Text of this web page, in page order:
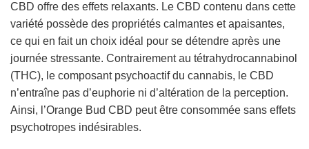
CBD offre des effets relaxants. Le CBD contenu dans cette
variété possède des propriétés calmantes et apaisantes,
ce qui en fait un choix idéal pour se détendre après une
journée stressante. Contrairement au tétrahydrocannabinol
(THC), le composant psychoactif du cannabis, le CBD
n’entraîne pas d’euphorie ni d’altération de la perception.
Ainsi, l’Orange Bud CBD peut être consommée sans effets
psychotropes indésirables.